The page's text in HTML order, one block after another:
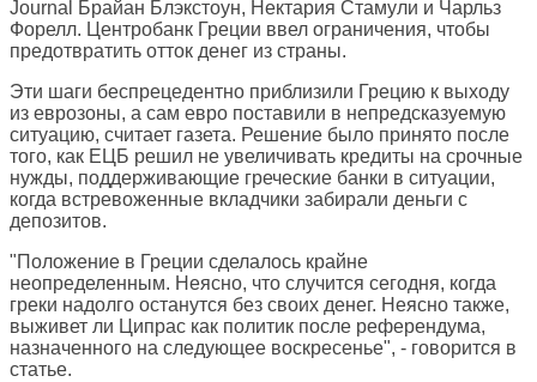
Journal Брайан Блэкстоун, Нектария Стамули и Чарльз
Форелл. Центробанк Греции ввел ограничения, чтобы
предотвратить отток денег из страны.
Эти шаги беспрецедентно приблизили Грецию к выходу
из еврозоны, а сам евро поставили в непредсказуемую
ситуацию, считает газета. Решение было принято после
того, как ЕЦБ решил не увеличивать кредиты на срочные
нужды, поддерживающие греческие банки в ситуации,
когда встревоженные вкладчики забирали деньги с
депозитов.
"Положение в Греции сделалось крайне
неопределенным. Неясно, что случится сегодня, когда
греки надолго останутся без своих денег. Неясно также,
выживет ли Ципрас как политик после референдума,
назначенного на следующее воскресенье", - говорится в
статье.